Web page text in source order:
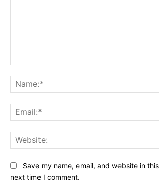
Save my name, email, and website in
next time I comment.